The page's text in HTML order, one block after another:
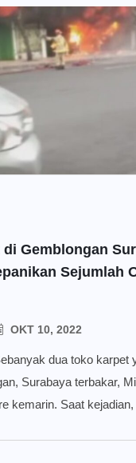
Gemblongan
Sejumlah
OKT 10, 2022
dua toko karpet
Surabaya terbakar,
kemarin. Saat